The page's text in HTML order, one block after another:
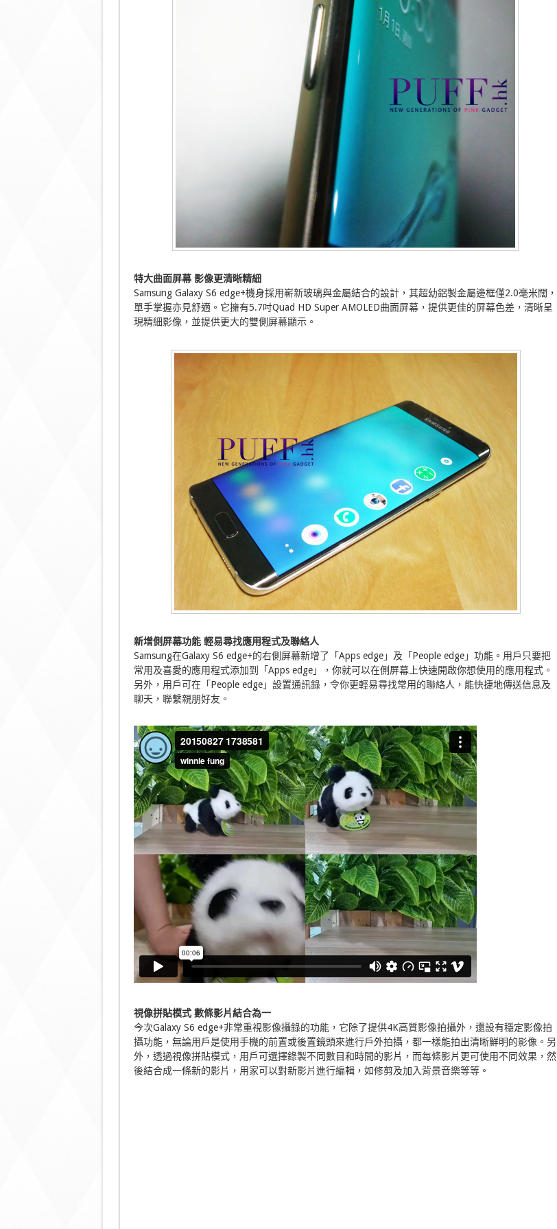
特大曲面屏幕 影像更清晰精細
Samsung Galaxy S6 edge+機身採用嶄新玻璃與金屬結合的設計，其超幼鋁製金屬邊框僅2.0毫米闊，
單手掌握亦見舒適。它擁有5.7吋Quad HD Super AMOLED曲面屏幕，提供更佳的屏幕色差，清晰呈
現精細影像，並提供更大的雙側屏幕顯示。
新增側屏幕功能 輕易尋找應用程式及聯絡人
Samsung在Galaxy S6 edge+的右側屏幕新增了「Apps edge」及「People edge」功能。用戶只要把
常用及喜愛的應用程式添加到「Apps edge」，你就可以在側屏幕上快速開啟你想使用的應用程式。
另外，用戶可在「People edge」設置通訊錄，令你更輕易尋找常用的聯絡人，能快捷地傳送信息及
聊天，聯繫親朋好友。
視像拼貼模式 數條影片結合為一
今次Galaxy S6 edge+非常重視影像攝錄的功能，它除了提供4K高質影像拍攝外，還設有穩定影像拍
攝功能，無論用戶是使用手機的前置或後置鏡頭來進行戶外拍攝，都一樣能拍出清晰鮮明的影像。另
外，透過視像拼貼模式，用戶可選擇錄製不同數目和時間的影片，而每條影片更可使用不同效果，然
後結合成一條新的影片，用家可以對新影片進行編輯，如修剪及加入背景音樂等等。